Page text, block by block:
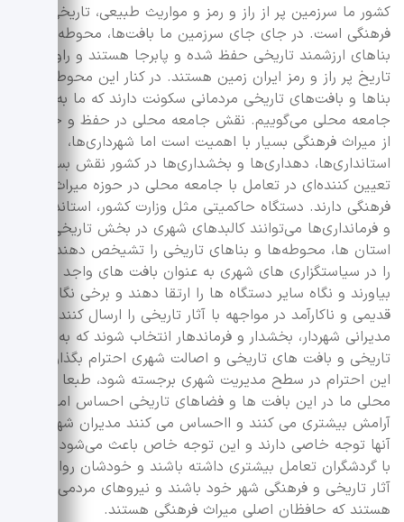
کشور ما سرزمین پر از راز و رمز و مواریث طبیعی، تاریخی و
فرهنگی است. در جای جای سرزمین ما بافت‌ها، محوطه‌ها و
بناهای ارزشمند تاریخی حفظ شده و پابرجا هستند و راویان
تاریخ پر راز و رمز ایران زمین هستند. در کنار این محوطه‌ها،
بناها و بافت‌های تاریخی مردمانی سکونت دارند که ما به آنها
جامعه محلی می‌گوییم. نقش جامعه محلی در حفظ و حراست
از میراث فرهنگی بسیار با اهمیت است اما شهرداری‌ها،
استانداری‌ها، دهداری‌ها و بخشداری‌ها در کشور نقش بسیار
تعیین کننده‌ای در تعامل با جامعه محلی در حوزه میراث
فرهنگی دارند. دستگاه حاکمیتی مثل وزارت کشور، استانداری ها
و فرمانداری‌ها می‌توانند کالبدهای شهری در بخش تاریخی
استان ها، محوطه‌ها و بناهای تاریخی را تشیخص دهند، آنها
را در سیاستگزاری های شهری به عنوان بافت های واجد الارزش
بیاورند و نگاه سایر دستگاه ها را ارتقا دهند و برخی نگاه های
قدیمی و ناکارآمد در مواجهه با آثار تاریخی را ارسال کنند،
مدیرانی شهردار، بخشدار و فرماندهار انتخاب شوند که به بناهای
تاریخی و بافت های تاریخی و اصالت شهری احترام بگذارند. اگر
این احترام در سطح مدیریت شهری برجسته شود، طبعا جامعه
محلی ما در این بافت ها و فضاهای تاریخی احساس امنیت و
آرامش بیشتری می کنند و ااحساس می کنند مدیران شهری به
آنها توجه خاصی دارند و این توجه خاص باعث می‌شود که آنها
با گردشگران تعامل بیشتری داشته باشند و خودشان روایتگر
آثار تاریخی و فرهنگی شهر خود باشند و نیروهای مردمی
هستند که حافظان اصلی میراث فرهنگی هستند.